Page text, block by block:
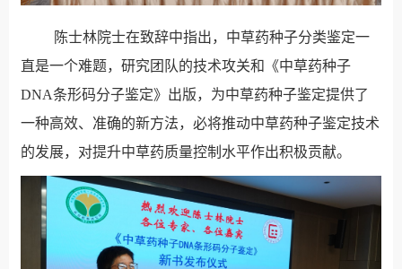
陈士林院士在致辞中指出，中草药种子分类鉴定一
直是一个难题，研究团队的技术攻关和《中草药种子
DNA条形码分子鉴定》出版，为中草药种子鉴定提供了
一种高效、准确的新方法，必将推动中草药种子鉴定技术
的发展，对提升中草药质量控制水平作出积极贡献。